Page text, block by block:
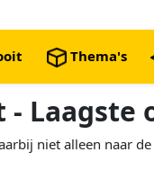
Thema's
- Laagste
niet alleen naar